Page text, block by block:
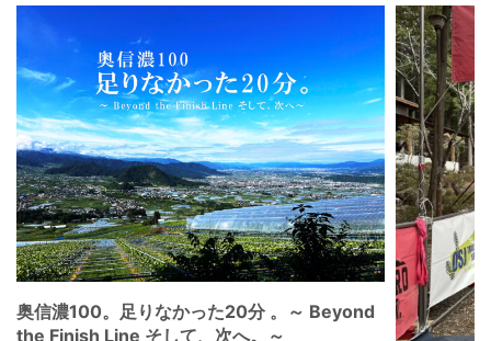
奥信濃100。足りなかった20分 。～ Beyond
the Finish Line そして、次へ。～